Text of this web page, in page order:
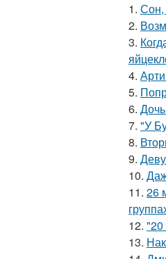
1. Сон,
2.
3.
4.
5.
6.
7. "У
8.
9.
10.
11. 26
12. "20
13.